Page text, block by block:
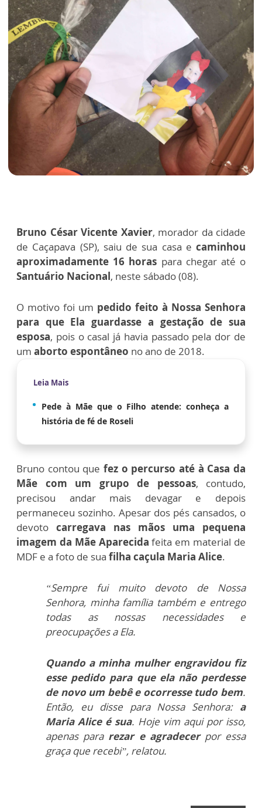
Bruno César Vicente Xavier, morador da cidade
de Caçapava (SP), saiu de sua casa e caminhou
aproximadamente 16 horas para chegar até o
Santuário Nacional, neste sábado (08).
O motivo foi um pedido feito à Nossa Senhora
para que Ela guardasse a gestação de sua
esposa, pois o casal já havia passado pela dor de
um aborto espontâneo no ano de 2018.
Leia Mais
Pede à Mãe que o Filho atende: conheça a
história de fé de Roseli
Bruno contou que fez o percurso até à Casa da
Mãe com um grupo de pessoas, contudo,
precisou andar mais devagar e depois
permaneceu sozinho. Apesar dos pés cansados, o
devoto carregava nas mãos uma pequena
imagem da Mãe Aparecida feita em material de
MDF e a foto de sua filha caçula Maria Alice.
“Sempre fui muito devoto de Nossa
Senhora, minha família também e entrego
todas as nossas necessidades e
preocupações a Ela.
Quando a minha mulher engravidou fiz
esse pedido para que ela não perdesse
de novo um bebê e ocorresse tudo bem.
Então, eu disse para Nossa Senhora: a
Maria Alice é sua. Hoje vim aqui por isso,
apenas para rezar e agradecer por essa
graça que recebi”, relatou.